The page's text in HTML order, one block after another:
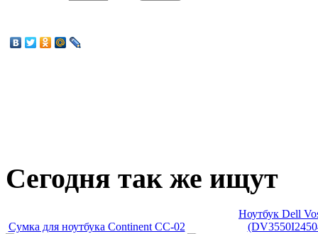
Сегодня так же ищут
Сумка для ноутбука Continent CC-02
Ноутбук Dell